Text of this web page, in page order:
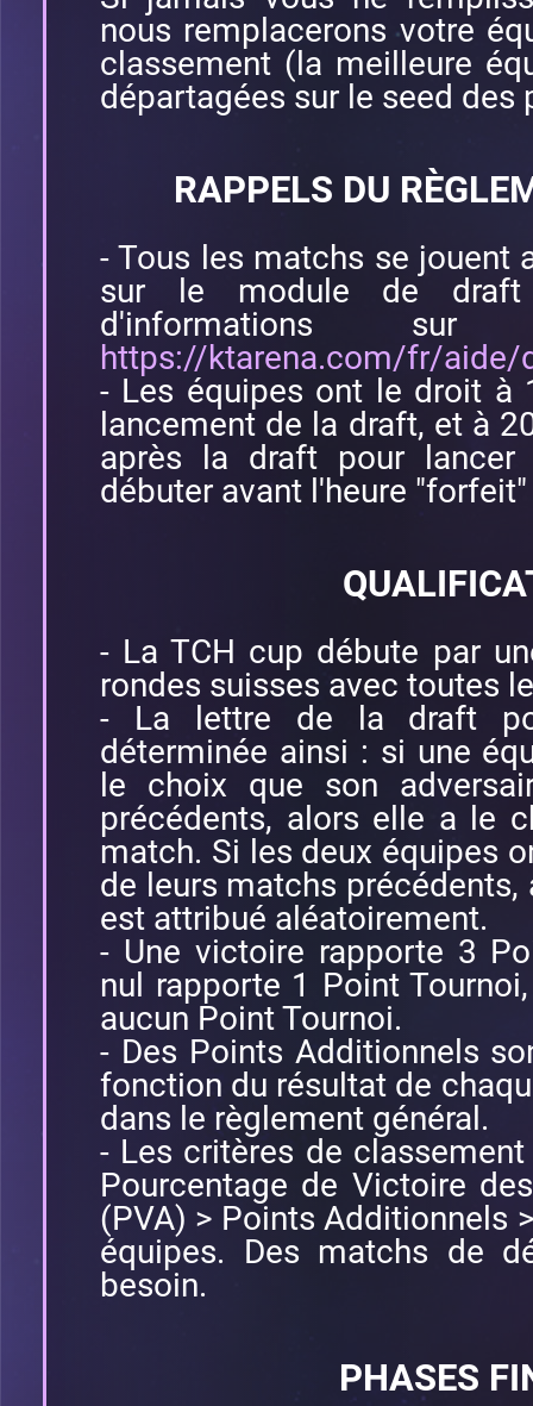
nous remplacerons votre
classement (la meilleure
départagées sur le seed
RAPPELS DU
- Tous les matchs se jouent
sur le module de
d'informations
https://ktarena.com/fr/aide/
- Les équipes ont le droit à
lancement de la draft, et à
après la draft pour
débuter avant l'heure
- La TCH cup débute par
rondes suisses avec toutes
- La lettre de la draft
déterminée ainsi : si une
le choix que son
précédents, alors elle a le
match. Si les deux équipes
de leurs matchs
est attribué aléatoirement.
- Une victoire rapporte 3
nul rapporte 1 Point
aucun Point Tournoi.
- Des Points Additionnels
fonction du résultat de
dans le règlement général.
- Les critères de
Pourcentage de Victoire
(PVA) > Points Additionnels
équipes. Des matchs de
besoin.
PHASES